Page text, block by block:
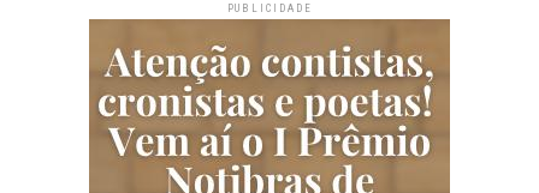
PUBLICIDADE